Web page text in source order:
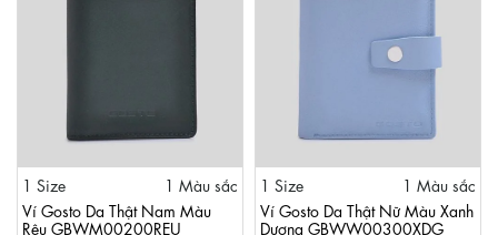
1 Size
1 Màu sắc
Ví Gosto Da Thật Nam Màu
Rêu GBWM00200REU
1 Size
1 Màu sắc
Ví Gosto Da Thật Nữ Màu Xanh
Dương GBWW00300XDG